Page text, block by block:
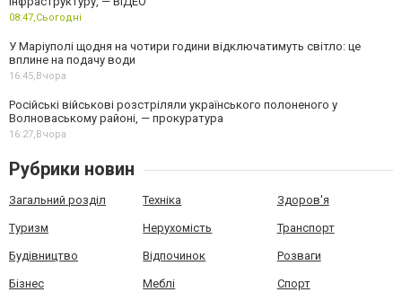
08:47,Сьогодні
У Маріуполі щодня на чотири години відключатимуть світло: це
вплине на подачу води
16:45,Вчора
Російські військові розстріляли українського полоненого у
Волноваському районі, — прокуратура
16:27,Вчора
Рубрики новин
Загальний розділ Техніка Здоров'я
Туризм Нерухомість Транспорт
Будівництво Відпочинок Розваги
Бізнес Меблі Спорт